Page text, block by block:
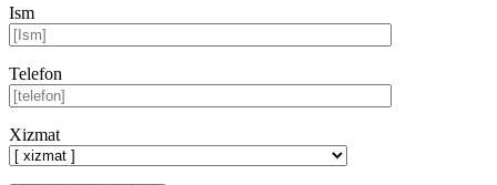
Ism
Telefon
Xizmat